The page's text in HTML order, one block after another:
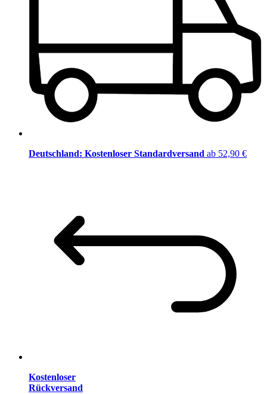
Deutschland: Kostenloser Standardversand ab 52,90 €
Kostenloser
Rückversand